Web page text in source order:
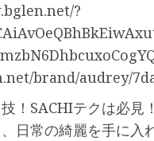
?
brand/audrey/
！SACHIテクは必見！
日常の綺麗を手に入